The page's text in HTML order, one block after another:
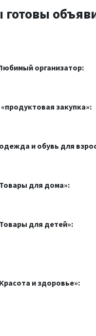
организатор:
закупка»:
и обувь для
для дома»:
для детей»:
и здоровье»: